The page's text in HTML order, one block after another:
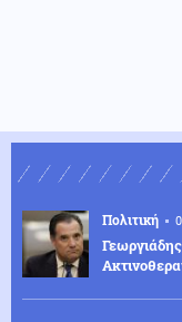
Πολιτική